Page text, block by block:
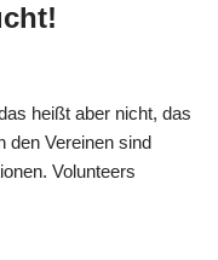
heißt aber nicht, das
den Vereinen sind
Volunteers